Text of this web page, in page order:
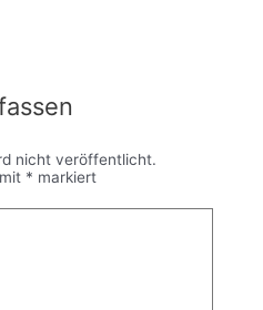
nicht veröffentlicht.
* markiert